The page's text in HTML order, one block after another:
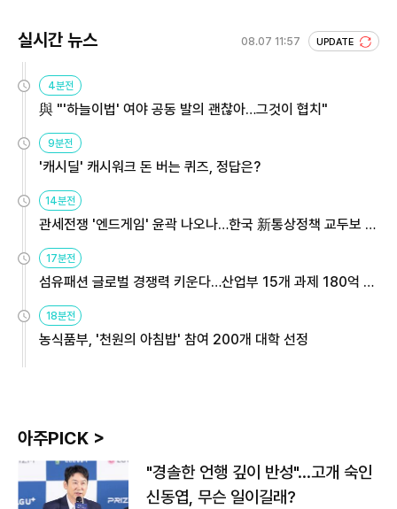
실시간 뉴스 08.07 11:57 UPDATE
4분전
與 "'하늘이법' 여야 공동 발의 괜찮아…그것이 협치"
9분전
'캐시딜' 캐시워크 돈 버는 퀴즈, 정답은?
14분전
관세전쟁 '엔드게임' 윤곽 나오나…한국 新통상정책 교두보 활
용해야
17분전
섬유패션 글로벌 경쟁력 키운다…산업부 15개 과제 180억 지
원
18분전
농식품부, '천원의 아침밥' 참여 200개 대학 선정
아주PICK >
"경솔한 언행 깊이 반성"…고개 숙인
신동엽, 무슨 일이길래?